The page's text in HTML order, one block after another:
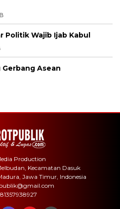
Politik Wajib Ijab Kabul
Gerbang Asean
Production
Kecamatan Dasuk
Jawa Timur, Indonesia